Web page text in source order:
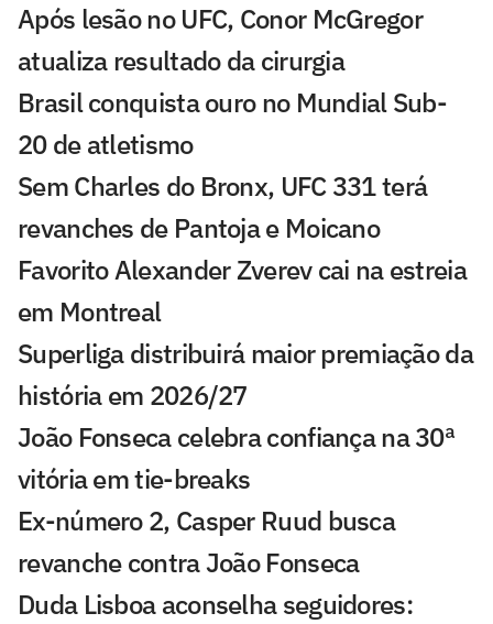
Após lesão no UFC, Conor McGregor
atualiza resultado da cirurgia
Brasil conquista ouro no Mundial Sub-
20 de atletismo
Sem Charles do Bronx, UFC 331 terá
revanches de Pantoja e Moicano
Favorito Alexander Zverev cai na estreia
em Montreal
Superliga distribuirá maior premiação da
história em 2026/27
João Fonseca celebra confiança na 30ª
vitória em tie-breaks
Ex-número 2, Casper Ruud busca
revanche contra João Fonseca
Duda Lisboa aconselha seguidores: